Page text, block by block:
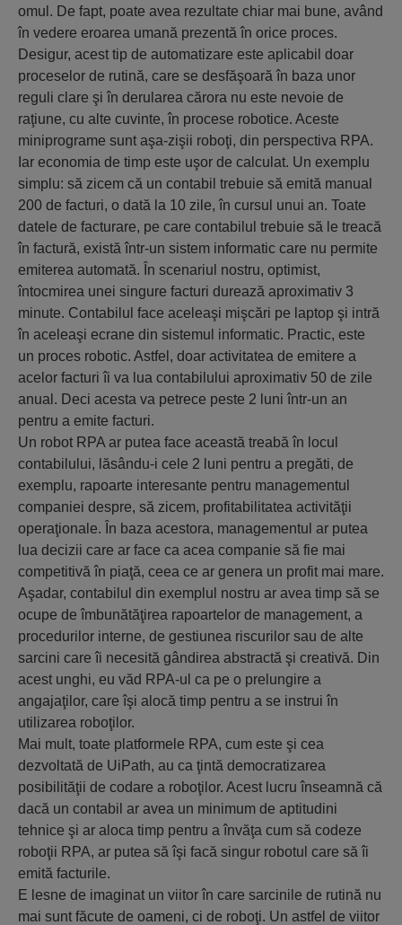
omul. De fapt, poate avea rezultate chiar mai bune, având
în vedere eroarea umană prezentă în orice proces.
Desigur, acest tip de automatizare este aplicabil doar
proceselor de rutină, care se desfăşoară în baza unor
reguli clare şi în derularea cărora nu este nevoie de
raţiune, cu alte cuvinte, în procese robotice. Aceste
miniprograme sunt aşa-zişii roboţi, din perspectiva RPA.
Iar economia de timp este uşor de calculat. Un exemplu
simplu: să zicem că un contabil trebuie să emită manual
200 de facturi, o dată la 10 zile, în cursul unui an. Toate
datele de facturare, pe care contabilul trebuie să le treacă
în factură, există într-un sistem informatic care nu permite
emiterea automată. În scenariul nostru, optimist,
întocmirea unei singure facturi durează aproximativ 3
minute. Contabilul face aceleaşi mişcări pe laptop şi intră
în aceleaşi ecrane din sistemul informatic. Practic, este
un proces robotic. Astfel, doar activitatea de emitere a
acelor facturi îi va lua contabilului aproximativ 50 de zile
anual. Deci acesta va petrece peste 2 luni într-un an
pentru a emite facturi.
Un robot RPA ar putea face această treabă în locul
contabilului, lăsându-i cele 2 luni pentru a pregăti, de
exemplu, rapoarte interesante pentru managementul
companiei despre, să zicem, profitabilitatea activităţii
operaţionale. În baza acestora, managementul ar putea
lua decizii care ar face ca acea companie să fie mai
competitivă în piaţă, ceea ce ar genera un profit mai mare.
Aşadar, contabilul din exemplul nostru ar avea timp să se
ocupe de îmbunătăţirea rapoartelor de management, a
procedurilor interne, de gestiunea riscurilor sau de alte
sarcini care îi necesită gândirea abstractă şi creativă. Din
acest unghi, eu văd RPA-ul ca pe o prelungire a
angajaţilor, care îşi alocă timp pentru a se instrui în
utilizarea roboţilor.
Mai mult, toate platformele RPA, cum este şi cea
dezvoltată de UiPath, au ca ţintă democratizarea
posibilităţii de codare a roboţilor. Acest lucru înseamnă că
dacă un contabil ar avea un minimum de aptitudini
tehnice şi ar aloca timp pentru a învăţa cum să codeze
roboţii RPA, ar putea să îşi facă singur robotul care să îi
emită facturile.
E lesne de imaginat un viitor în care sarcinile de rutină nu
mai sunt făcute de oameni, ci de roboţi. Un astfel de viitor